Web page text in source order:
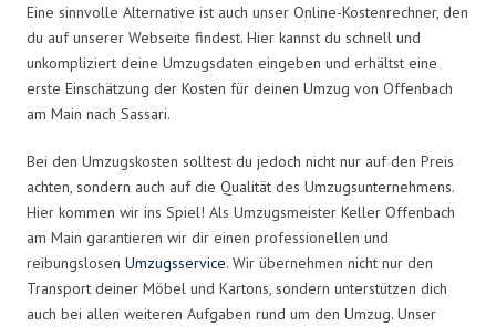
Eine sinnvolle Alternative ist auch unser Online-Kostenrechner, den
du auf unserer Webseite findest. Hier kannst du schnell und
unkompliziert deine Umzugsdaten eingeben und erhältst eine
erste Einschätzung der Kosten für deinen Umzug von Offenbach
am Main nach Sassari.
Bei den Umzugskosten solltest du jedoch nicht nur auf den Preis
achten, sondern auch auf die Qualität des Umzugsunternehmens.
Hier kommen wir ins Spiel! Als Umzugsmeister Keller Offenbach
am Main garantieren wir dir einen professionellen und
reibungslosen Umzugsservice. Wir übernehmen nicht nur den
Transport deiner Möbel und Kartons, sondern unterstützen dich
auch bei allen weiteren Aufgaben rund um den Umzug. Unser